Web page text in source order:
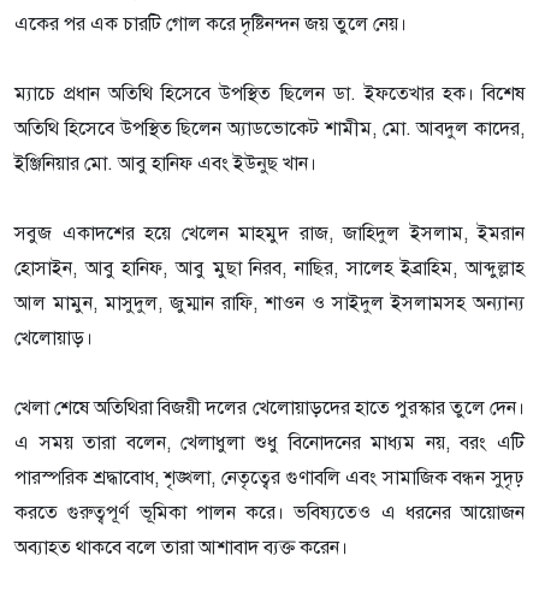
একের পর এক চারটি গোল করে দৃষ্টিনন্দন জয় তুলে নেয়।
ম্যাচে প্রধান অতিথি হিসেবে উপস্থিত ছিলেন ডা. ইফতেখার হক। বিশেষ
অতিথি হিসেবে উপস্থিত ছিলেন অ্যাডভোকেট শামীম, মো. আবদুল কাদের,
ইঞ্জিনিয়ার মো. আবু হানিফ এবং ইউনুছ খান।
সবুজ একাদশের হয়ে খেলেন মাহমুদ রাজ, জাহিদুল ইসলাম, ইমরান
হোসাইন, আবু হানিফ, আবু মুছা নিরব, নাছির, সালেহ ইব্রাহিম, আব্দুল্লাহ
আল মামুন, মাসুদুল, জুম্মান রাফি, শাওন ও সাইদুল ইসলামসহ অন্যান্য
খেলোয়াড়।
খেলা শেষে অতিথিরা বিজয়ী দলের খেলোয়াড়দের হাতে পুরস্কার তুলে দেন।
এ সময় তারা বলেন, খেলাধুলা শুধু বিনোদনের মাধ্যম নয়, বরং এটি
পারস্পরিক শ্রদ্ধাবোধ, শৃঙ্খলা, নেতৃত্বের গুণাবলি এবং সামাজিক বন্ধন সুদৃঢ়
করতে গুরুত্বপূর্ণ ভূমিকা পালন করে। ভবিষ্যতেও এ ধরনের আয়োজন
অব্যাহত থাকবে বলে তারা আশাবাদ ব্যক্ত করেন।